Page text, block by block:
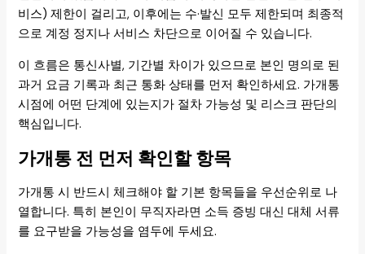
비스) 제한이 걸리고, 이후에는 수·발신 모두 제한되며 최종적
으로 계정 정지나 서비스 차단으로 이어질 수 있습니다.
이 흐름은 통신사별, 기간별 차이가 있으므로 본인 명의로 된
과거 요금 기록과 최근 통화 상태를 먼저 확인하세요. 가개통
시점에 어떤 단계에 있는지가 절차 가능성 및 리스크 판단의
핵심입니다.
가개통 전 먼저 확인할 항목
가개통 시 반드시 체크해야 할 기본 항목들을 우선순위로 나
열합니다. 특히 본인이 무직자라면 소득 증빙 대신 대체 서류
를 요구받을 가능성을 염두에 두세요.